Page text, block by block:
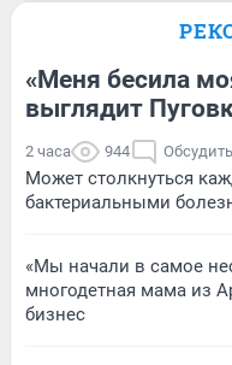
«Меня бесила
выглядит
2 часа 944 Обсудить
Может столкнуться
бактериальными
«Мы начали в самое
многодетная мама из
бизнес